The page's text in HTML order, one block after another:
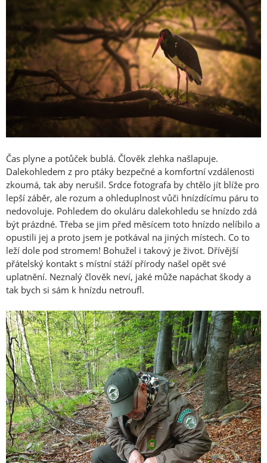
Čas plyne a potůček bublá. Člověk zlehka našlapuje.
Dalekohledem z pro ptáky bezpečné a komfortní vzdálenosti
zkoumá, tak aby nerušil. Srdce fotografa by chtělo jít blíže pro
lepší záběr, ale rozum a ohleduplnost vůči hnízdícímu páru to
nedovoluje. Pohledem do okuláru dalekohledu se hnízdo zdá
být prázdné. Třeba se jim před měsícem toto hnízdo nelíbilo a
opustili jej a proto jsem je potkával na jiných místech. Co to
leží dole pod stromem! Bohužel i takový je život. Dřívější
přátelský kontakt s místní stáží přírody našel opět své
uplatnění. Neznalý člověk neví, jaké může napáchat škody a
tak bych si sám k hnízdu netroufl.